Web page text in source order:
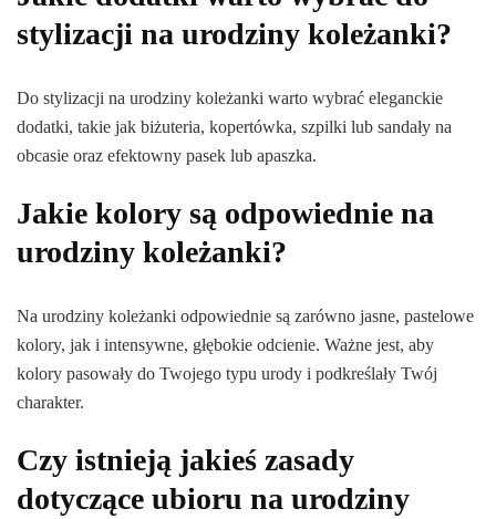
stylizacji na urodziny koleżanki?
Do stylizacji na urodziny koleżanki warto wybrać eleganckie
dodatki, takie jak biżuteria, kopertówka, szpilki lub sandały na
obcasie oraz efektowny pasek lub apaszka.
Jakie kolory są odpowiednie na
urodziny koleżanki?
Na urodziny koleżanki odpowiednie są zarówno jasne, pastelowe
kolory, jak i intensywne, głębokie odcienie. Ważne jest, aby
kolory pasowały do Twojego typu urody i podkreślały Twój
charakter.
Czy istnieją jakieś zasady
dotyczące ubioru na urodziny